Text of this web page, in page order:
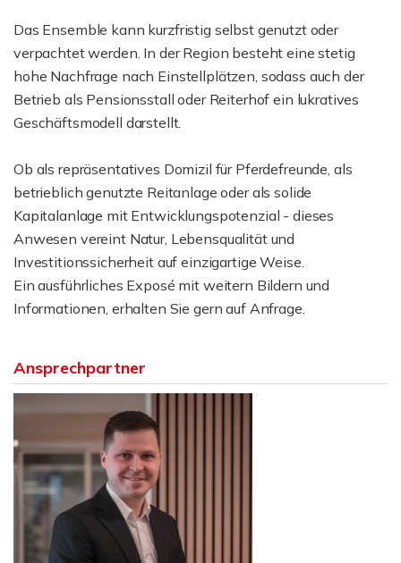
Das Ensemble kann kurzfristig selbst genutzt oder
verpachtet werden. In der Region besteht eine stetig
hohe Nachfrage nach Einstellplätzen, sodass auch der
Betrieb als Pensionsstall oder Reiterhof ein lukratives
Geschäftsmodell darstellt.
Ob als repräsentatives Domizil für Pferdefreunde, als
betrieblich genutzte Reitanlage oder als solide
Kapitalanlage mit Entwicklungspotenzial - dieses
Anwesen vereint Natur, Lebensqualität und
Investitionssicherheit auf einzigartige Weise.
Ein ausführliches Exposé mit weitern Bildern und
Informationen, erhalten Sie gern auf Anfrage.
Ansprechpartner